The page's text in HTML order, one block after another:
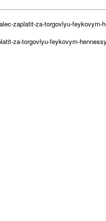
zaplatit-za-torgovlyu-feykovym-
za-torgovlyu-feykovym-